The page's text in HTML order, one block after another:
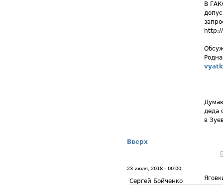
В
деда
в
Вверх
23 июля, 2018 - 00:00
Сергей Бойченко